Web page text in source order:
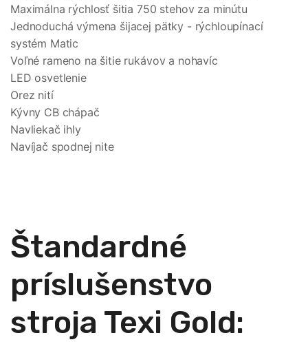
Maximálna rýchlosť šitia 750 stehov za minútu
Jednoduchá výmena šijacej pätky - rýchloupínací
systém Matic
Voľné rameno na šitie rukávov a nohavíc
LED osvetlenie
Orez nití
Kývny CB chápač
Navliekač ihly
Navíjač spodnej nite
Štandardné
príslušenstvo
stroja Texi Gold: